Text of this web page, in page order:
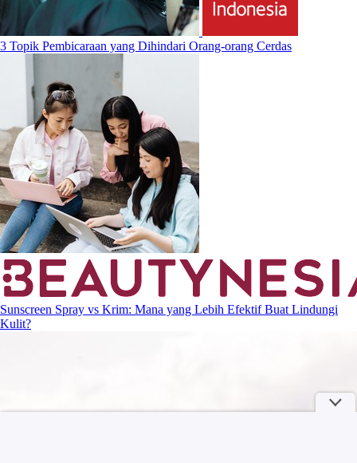
3 Topik Pembicaraan yang Dihindari Orang-orang Cerdas
Sunscreen Spray vs Krim: Mana yang Lebih Efektif Buat Lindungi
Kulit?